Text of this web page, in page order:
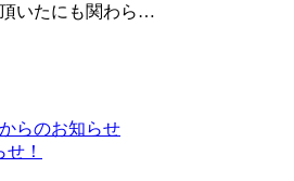
いたにも関わら…
らのお知らせ